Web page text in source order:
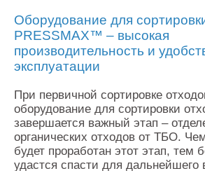
Оборудование для
PRESSMAX™ – высокая
производительность и
эксплуатации
При первичной сортировке
оборудование для сортировки
завершается важный этап –
органических отходов от ТБО.
будет проработан этот этап, тем
удастся спасти для дальнейшего